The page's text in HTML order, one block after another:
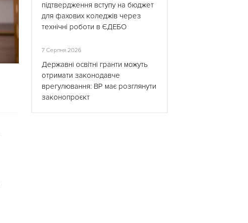
підтвердження вступу на бюджет
для фахових коледжів через
технічні роботи в ЄДЕБО
7 Серпня 2026
Державні освітні гранти можуть
отримати законодавче
врегулювання: ВР має розглянути
законопроєкт